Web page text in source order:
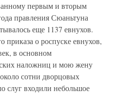
первым и вторым
правления Сюаньтуна
еще 1137 евнухов.
приказа о роспуске евнухов,
в основном
наложниц и мою жену
сотни дворцовых
слуг входили небольшое